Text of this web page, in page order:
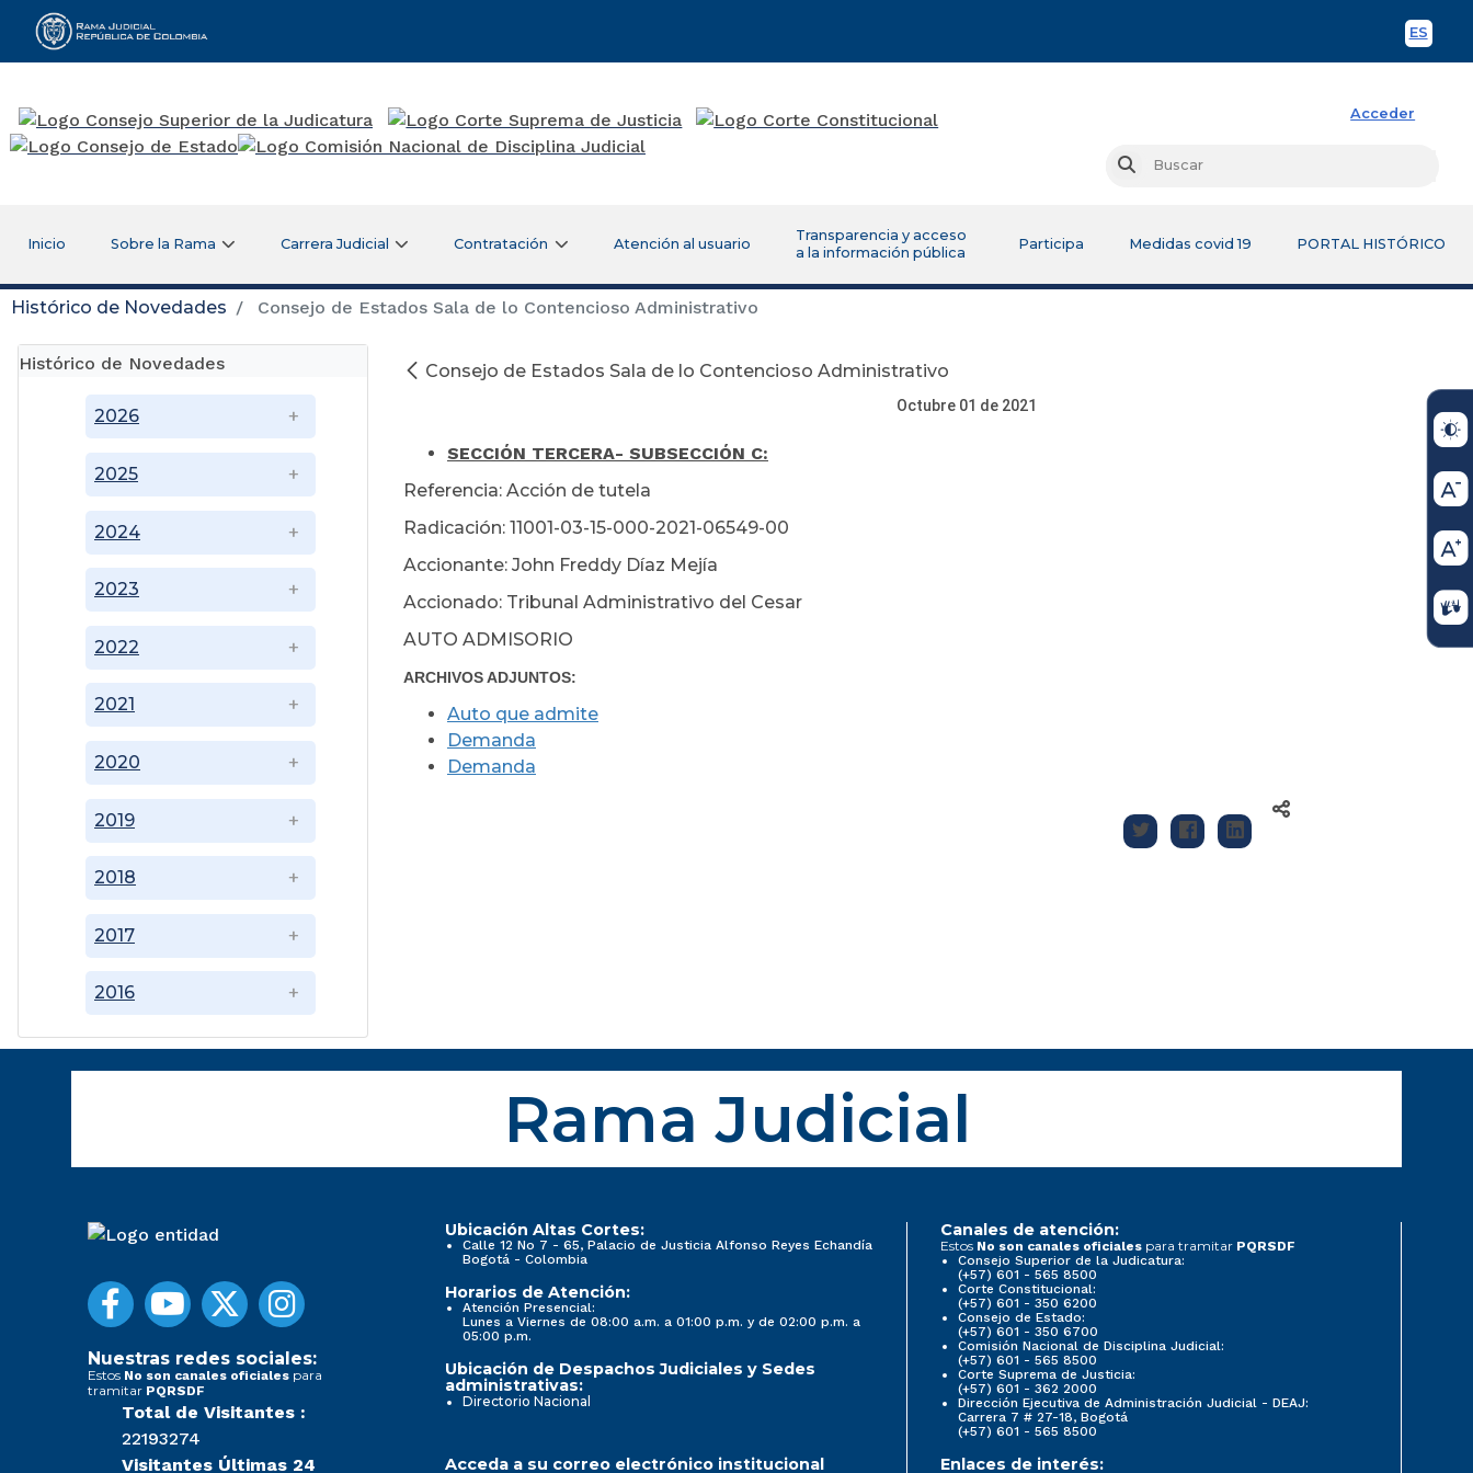
ES
Rama Judicial
Acceder
Buscar
Inicio Sobre la Rama Carrera Judicial Contratación Atención al usuario
Transparencia y acceso
a la información pública
Participa Medidas covid 19 PORTAL HISTÓRICO
Histórico de Novedades Consejo de Estados Sala de lo Contencioso Administrativo
Histórico de Novedades
2016
2017
2018
2019
2020
2021
2022
2023
2024
2025
2026
Consejo de Estados Sala de lo Contencioso Administrativo
Octubre 01 de 2021
SECCIÓN TERCERA- SUBSECCIÓN C:
Referencia: Acción de tutela
Radicación: 11001-03-15-000-2021-06549-00
Accionante: John Freddy Díaz Mejía
Accionado: Tribunal Administrativo del Cesar
AUTO ADMISORIO
ARCHIVOS ADJUNTOS:
Auto que admite
Demanda
Demanda
Rama Judicial
Nuestras redes sociales:
Estos No son canales oficiales para
tramitar PQRSDF
Total de Visitantes :
22193274
Visitantes Últimas 24
Ubicación Altas Cortes:
Calle 12 No 7 - 65, Palacio de Justicia Alfonso Reyes Echandía
Bogotá - Colombia
Horarios de Atención:
Atención Presencial:
Lunes a Viernes de 08:00 a.m. a 01:00 p.m. y de 02:00 p.m. a
05:00 p.m.
Ubicación de Despachos Judiciales y Sedes
administrativas:
Directorio Nacional
Canales de atención:
Estos No son canales oficiales para tramitar PQRSDF
Consejo Superior de la Judicatura:
(+57) 601 - 565 8500
Corte Constitucional:
(+57) 601 - 350 6200
Consejo de Estado:
(+57) 601 - 350 6700
Comisión Nacional de Disciplina Judicial:
(+57) 601 - 565 8500
Corte Suprema de Justicia:
(+57) 601 - 362 2000
Dirección Ejecutiva de Administración Judicial - DEAJ:
Carrera 7 # 27-18, Bogotá
(+57) 601 - 565 8500
Acceda a su correo electrónico institucional Enlaces de interés: